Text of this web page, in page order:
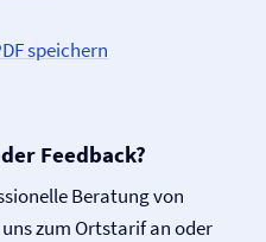
speichern
Feedback?
Beratung von
zum Ortstarif an oder